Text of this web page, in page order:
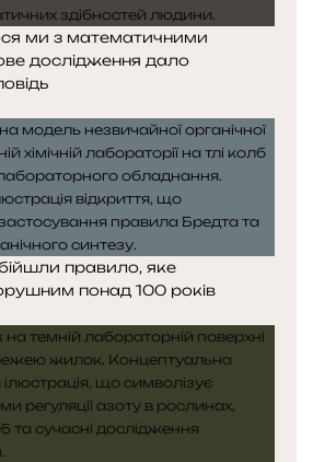
ми з математичними
дослідження дало
правило, яке
понад 100 років